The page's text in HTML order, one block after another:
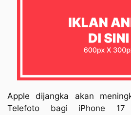
Apple dijangka akan
Telefoto bagi iPhone